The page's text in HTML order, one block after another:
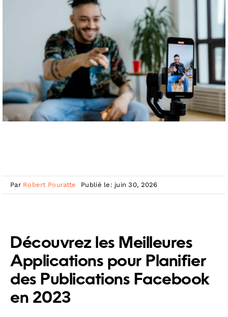
Par Robert Pouratte Publié le: juin 30, 2026
Découvrez les Meilleures
Applications pour Planifier
des Publications Facebook
en 2023